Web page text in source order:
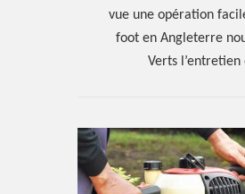
Hoerter Joseph
vue une opération
foot en Angleterre
Verts